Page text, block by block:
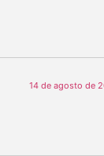
14 de agosto de